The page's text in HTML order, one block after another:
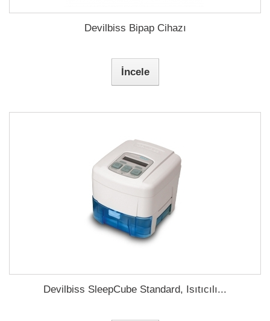
Devilbiss Bipap Cihazı
İncele
Devilbiss SleepCube Standard, Isıtıcılı...